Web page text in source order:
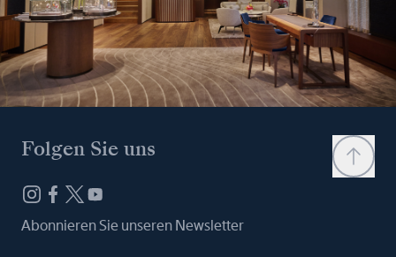
Folgen Sie uns
Abonnieren Sie unseren Newsletter